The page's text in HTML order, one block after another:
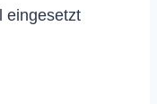
eingesetzt